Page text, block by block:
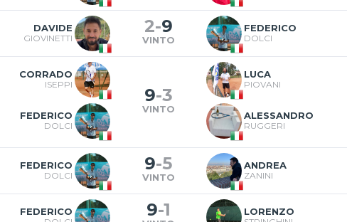
DAVIDE
GIOVINETTI
2-9
VINTO
FEDERICO
DOLCI
CORRADO
ISEPPI
FEDERICO
DOLCI
9-3
VINTO
LUCA
PIOVANI
ALESSANDRO
RUGGERI
FEDERICO
DOLCI
9-5
VINTO
ANDREA
ZANINI
FEDERICO 9-1 LORENZO